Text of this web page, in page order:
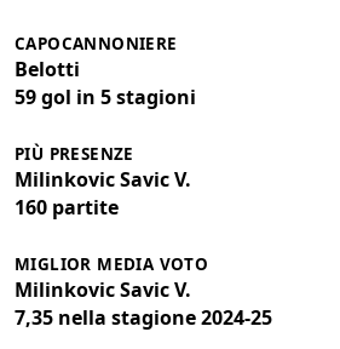
CAPOCANNONIERE
Belotti
59 gol in 5 stagioni
PIÙ PRESENZE
Milinkovic Savic V.
160 partite
MIGLIOR MEDIA VOTO
Milinkovic Savic V.
7,35 nella stagione 2024-25